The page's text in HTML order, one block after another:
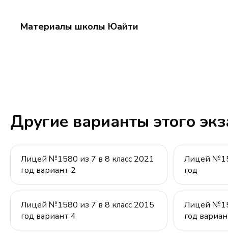
Материалы школы Юайти
Другие варианты этого
Лицей №1580 из 7 в 8 класс 2021
год вариант 2
Лицей
год
Лицей №1580 из 7 в 8 класс 2015
год вариант 4
Лицей
год